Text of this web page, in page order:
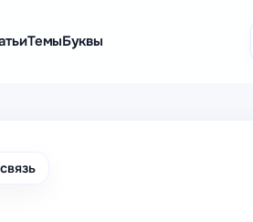
ТемыБуквы